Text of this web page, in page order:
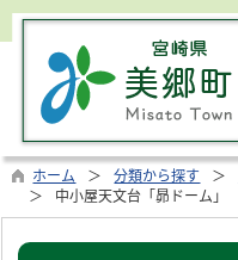
ホーム 分類から探す
中小屋天文台「昴ドーム」